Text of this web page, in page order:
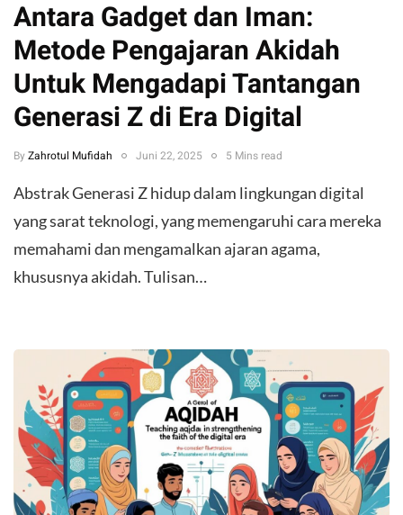
Antara Gadget dan Iman:
Metode Pengajaran Akidah
Untuk Mengadapi Tantangan
Generasi Z di Era Digital
By Zahrotul Mufidah Juni 22, 2025 5 Mins read
Abstrak Generasi Z hidup dalam lingkungan digital
yang sarat teknologi, yang memengaruhi cara mereka
memahami dan mengamalkan ajaran agama,
khususnya akidah. Tulisan…